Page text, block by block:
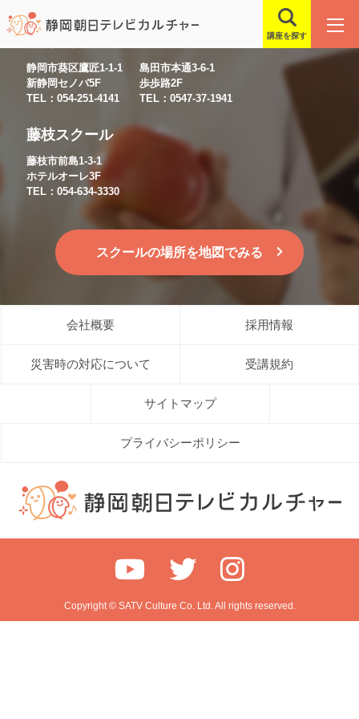
講座を探す
静岡市葵区鷹匠1-1-1
新静岡セノバ5F
TEL：054-251-4141
島田市本通3-6-1
歩歩路2F
TEL：0547-37-1941
藤枝スクール
藤枝市前島1-3-1
ホテルオーレ3F
TEL：054-634-3330
スクールの場所を地図でみる
会社概要 採用情報
災害時の対応について 受講規約
サイトマップ
プライバシーポリシー
Copyright © SATV Culture Co. Ltd. All rights reserved.